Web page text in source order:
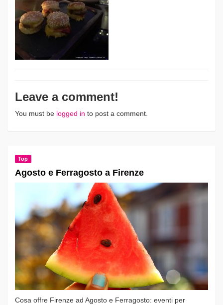
Leave a comment!
You must be logged in to post a comment.
Top
Agosto e Ferragosto a Firenze
Cosa offre Firenze ad Agosto e Ferragosto: eventi per